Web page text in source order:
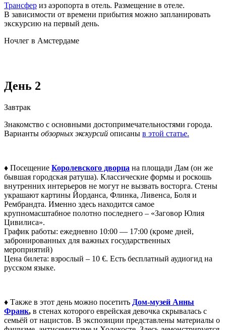
Трансфер из аэропорта в отель. Размещение в отеле.
В зависимости от времени прибытия можно запланировать
экскурсию на первый день.
Ночлег в Амстердаме
День 2
Завтрак
Знакомство с основными достопримечательностями города.
Варианты обзорных экскурсий описаны в этой статье.
♦ Посещение Королевского дворца на площади Дам (он же
бывшая городская ратуша). Классические формы и роскошь
внутренних интерьеров не могут не вызвать восторга. Стены
украшают картины Йорданса, Флинка, Ливенса, Боля и
Рембрандта. Именно здесь находится самое
крупномасштабное полотно последнего – «Заговор Юлия
Цивилиса».
График работы: ежедневно 10:00 — 17:00 (кроме дней,
забронированных для важных государственных
мероприятий)
Цена билета: взрослый – 10 €. Есть бесплатный аудиогид на
русском языке.
♦ Также в этот день можно посетить Дом-музей Анны
Франк, в стенах которого еврейская девочка скрывалась с
семьёй от нацистов. В экспозиции представлены материалы о